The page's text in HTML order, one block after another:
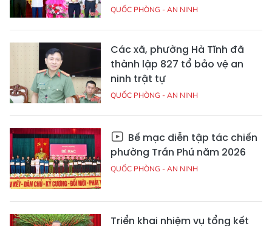
QUỐC PHÒNG - AN NINH
Các xã, phường Hà Tĩnh đã
thành lập 827 tổ bảo vệ an
ninh trật tự
QUỐC PHÒNG - AN NINH
Bế mạc diễn tập tác chiến
phường Trần Phú năm 2026
QUỐC PHÒNG - AN NINH
Triển khai nhiệm vụ tổng kết